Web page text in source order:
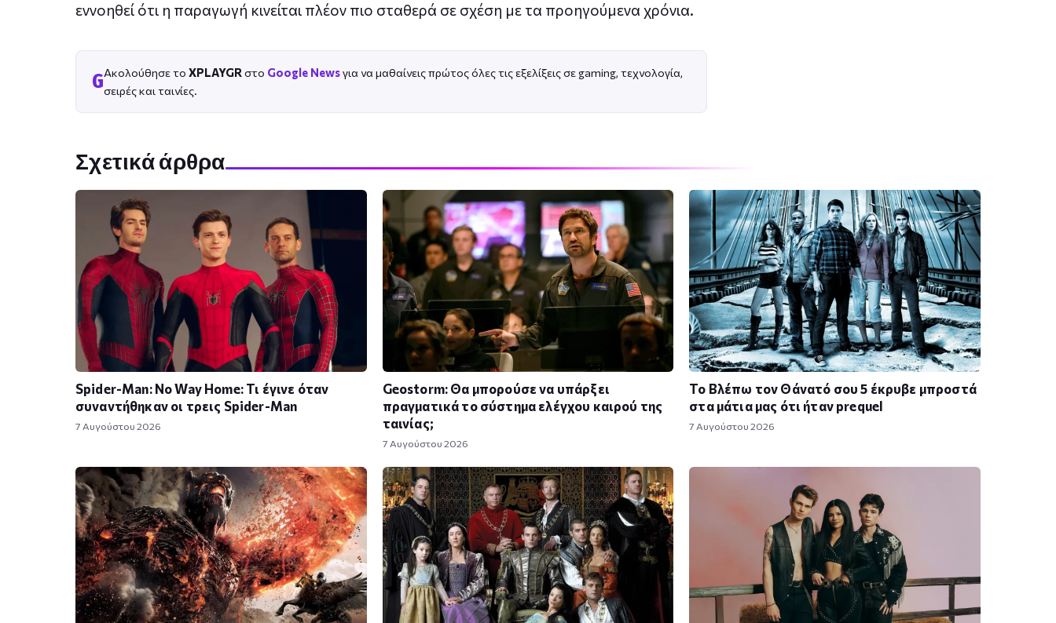
εννοηθεί ότι η παραγωγή κινείται πλέον πιο σταθερά σε σχέση με τα προηγούμενα χρόνια.
GΑκολούθησε το XPLAYGR στο Google Newsγια να μαθαίνεις πρώτος όλες τις εξελίξεις σε gaming, τεχνολογία,
σειρές και ταινίες.
Σχετικά άρθρα
Spider-Man: No Way Home: Τι έγινε όταν
συναντήθηκαν οι τρεις Spider-Man
7 Αυγούστου 2026
Geostorm: Θα μπορούσε να υπάρξει
πραγματικά το σύστημα ελέγχου καιρού της
ταινίας;
7 Αυγούστου 2026
Το Βλέπω τον Θάνατό σου 5 έκρυβε μπροστά
στα μάτια μας ότι ήταν prequel
7 Αυγούστου 2026